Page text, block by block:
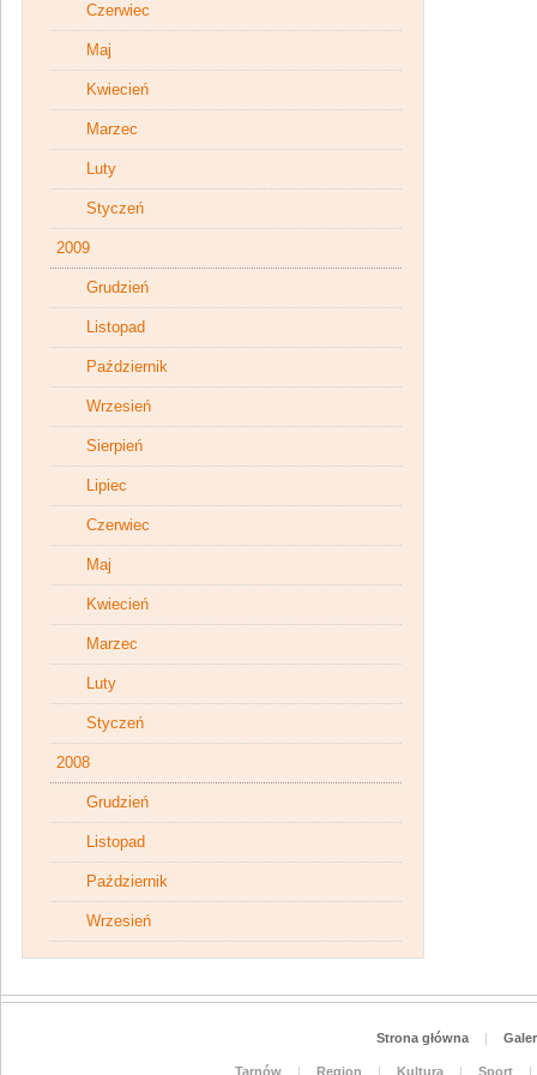
Czerwiec
Maj
Kwiecień
Marzec
Luty
Styczeń
2009
Grudzień
Listopad
Październik
Wrzesień
Sierpień
Lipiec
Czerwiec
Maj
Kwiecień
Marzec
Luty
Styczeń
2008
Grudzień
Listopad
Październik
Wrzesień
Strona główna |
Tarnów | Region | Kultura | Sport
|